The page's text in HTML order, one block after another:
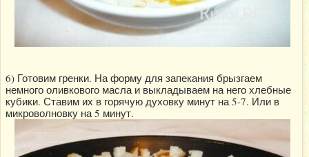
6) Готовим гренки. На форму для запекания брызгаем
немного оливкового масла и выкладываем на него хлебные
кубики. Ставим их в горячую духовку минут на 5-7. Или в
микроволновку на 5 минут.